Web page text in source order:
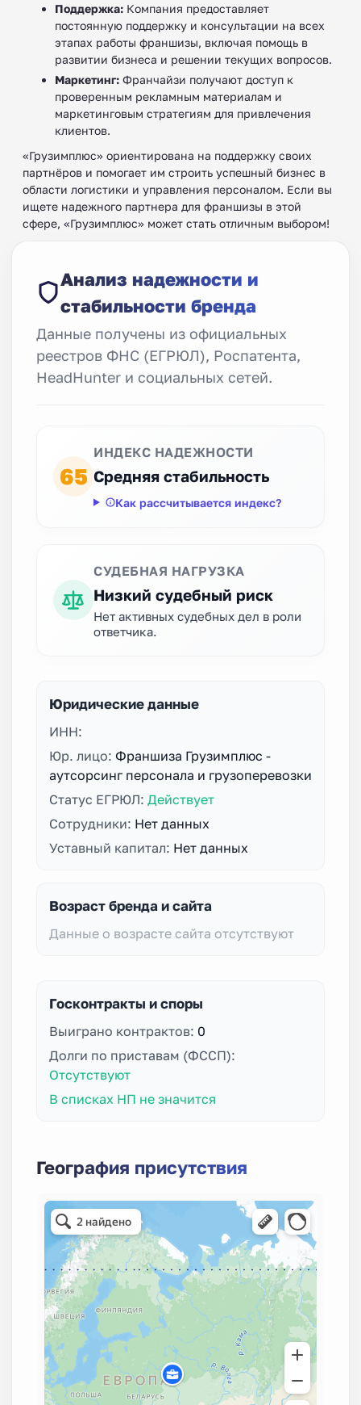
Поддержка: Компания предоставляет
постоянную поддержку и консультации на всех
этапах работы франшизы, включая помощь в
развитии бизнеса и решении текущих вопросов.
Маркетинг: Франчайзи получают доступ к
проверенным рекламным материалам и
маркетинговым стратегиям для привлечения
клиентов.
«Грузимплюс» ориентирована на поддержку своих
партнёров и помогает им строить успешный бизнес в
области логистики и управления персоналом. Если вы
ищете надежного партнера для франшизы в этой
сфере, «Грузимплюс» может стать отличным выбором!
Анализ надежности и
стабильности бренда
Данные получены из официальных
реестров ФНС (ЕГРЮЛ), Роспатента,
HeadHunter и социальных сетей.
65
ИНДЕКС НАДЕЖНОСТИ
Средняя стабильность
Как рассчитывается индекс?
СУДЕБНАЯ НАГРУЗКА
Низкий судебный риск
Нет активных судебных дел в роли
ответчика.
Юридические данные
ИНН:
Юр. лицо: Франшиза Грузимплюс -
аутсорсинг персонала и грузоперевозки
Статус ЕГРЮЛ: Действует
Сотрудники: Нет данных
Уставный капитал: Нет данных
Возраст бренда и сайта
Данные о возрасте сайта отсутствуют
Госконтракты и споры
Выиграно контрактов: 0
Долги по приставам (ФССП):
Отсутствуют
В списках НП не значится
География присутствия